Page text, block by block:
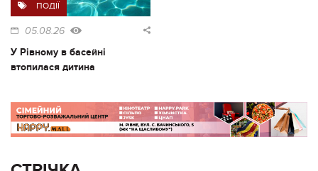
ПОДІЇ
05.08.26
У Рівному в басейні
втопилася дитина